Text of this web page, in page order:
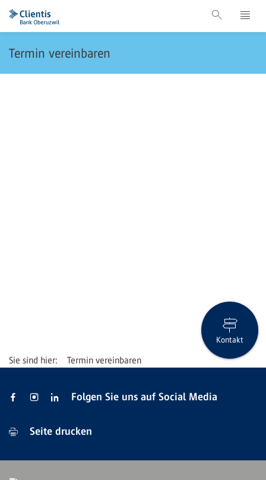
Termin vereinbaren
Termin vereinbaren
Kontakt
Folgen Sie uns auf Social Media
Seite drucken